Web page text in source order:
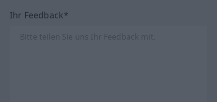
Ihr Feedback*